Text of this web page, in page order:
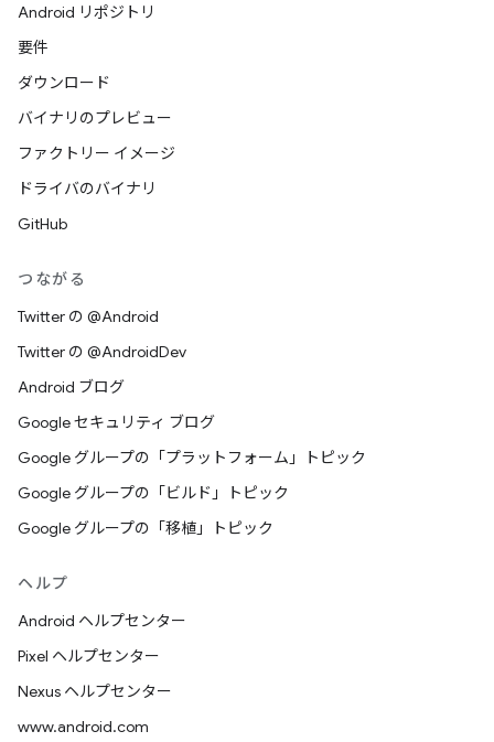
Android リポジトリ
要件
ダウンロード
バイナリのプレビュー
ファクトリー イメージ
ドライバのバイナリ
GitHub
つながる
Twitter の @Android
Twitter の @AndroidDev
Android ブログ
Google セキュリティ ブログ
Google グループの「プラットフォーム」トピック
Google グループの「ビルド」トピック
Google グループの「移植」トピック
ヘルプ
Android ヘルプセンター
Pixel ヘルプセンター
Nexus ヘルプセンター
www.android.com